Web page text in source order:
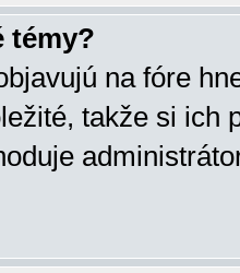
témy?
na fóre
takže si ich